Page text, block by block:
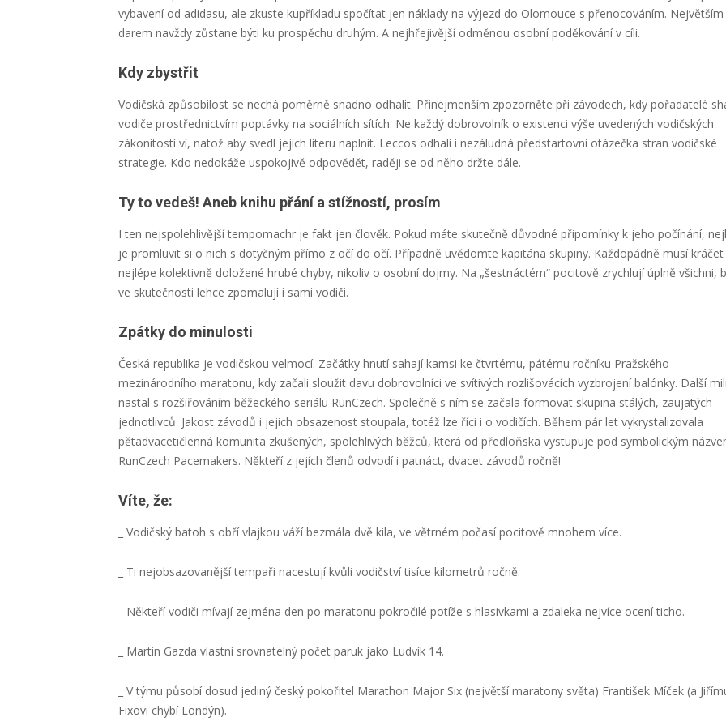
vybavení od adidasu, ale zkuste kupříkladu spočítat jen náklady na výjezd do Olomouce s přenocováním. Největším
darem navždy zůstane býti ku prospěchu druhým. A nejhřejivější odměnou osobní poděkování v cíli.
Kdy zbystřit
Vodičská způsobilost se nechá poměrně snadno odhalit. Přinejmenším zpozorněte při závodech, kdy pořadatelé
vodiče prostřednictvím poptávky na sociálních sítích. Ne každý dobrovolník o existenci výše uvedených vodičských
zákonitostí ví, natož aby svedl jejich literu naplnit. Leccos odhalí i nezáludná předstartovní otázečka stran vodičské
strategie. Kdo nedokáže uspokojivě odpovědět, raději se od něho držte dále.
Ty to vedeš! Aneb knihu přání a stížností, prosím
I ten nejspolehlivější tempomachr je fakt jen člověk. Pokud máte skutečně důvodné připomínky k jeho počínání,
je promluvit si o nich s dotyčným přímo z očí do očí. Případně uvědomte kapitána skupiny. Každopádně musí kráčet
nejlépe kolektivně doložené hrubé chyby, nikoliv o osobní dojmy. Na „šestnáctém“ pocitově zrychlují úplně všichni,
ve skutečnosti lehce zpomalují i sami vodiči.
Zpátky do minulosti
Česká republika je vodičskou velmocí. Začátky hnutí sahají kamsi ke čtvrtému, pátému ročníku Pražského
mezinárodního maratonu, kdy začali sloužit davu dobrovolníci ve svítivých rozlišovácích vyzbrojení balónky. Další
nastal s rozšiřováním běžeckého seriálu RunCzech. Společně s ním se začala formovat skupina stálých, zaujatých
jednotlivců. Jakost závodů i jejich obsazenost stoupala, totéž lze říci i o vodičích. Během pár let vykrystalizovala
pětadvacetičlenná komunita zkušených, spolehlivých běžců, která od předloňska vystupuje pod symbolickým
RunCzech Pacemakers. Někteří z jejích členů odvodí i patnáct, dvacet závodů ročně!
Víte, že:
_ Vodičský batoh s obří vlajkou váží bezmála dvě kila, ve větrném počasí pocitově mnohem více.
_ Ti nejobsazovanější tempaři nacestují kvůli vodičství tisíce kilometrů ročně.
_ Někteří vodiči mívají zejména den po maratonu pokročilé potíže s hlasivkami a zdaleka nejvíce ocení ticho.
_ Martin Gazda vlastní srovnatelný počet paruk jako Ludvík 14.
_ V týmu působí dosud jediný český pokořitel Marathon Major Six (největší maratony světa) František Míček (a
Fixovi chybí Londýn).